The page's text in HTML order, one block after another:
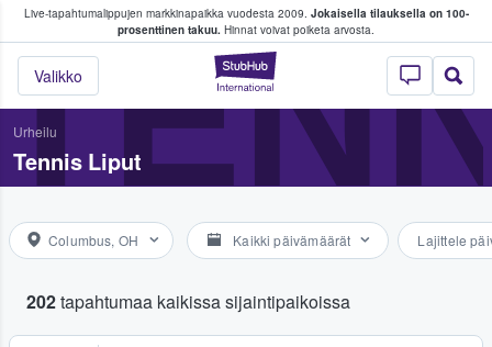
Live-tapahtumalippujen markkinapaikka vuodesta 2009. Jokaisella tilauksella on 100-
prosenttinen takuu. Hinnat voivat poiketa arvosta.
StubHub -
Valikko
fanit ostavat ja myyvät lippuja
Urheilu
Tennis Liput
Columbus, OH Kaikki päivämäärät Lajittele
202tapahtumaa kaikissa sijaintipaikoissa